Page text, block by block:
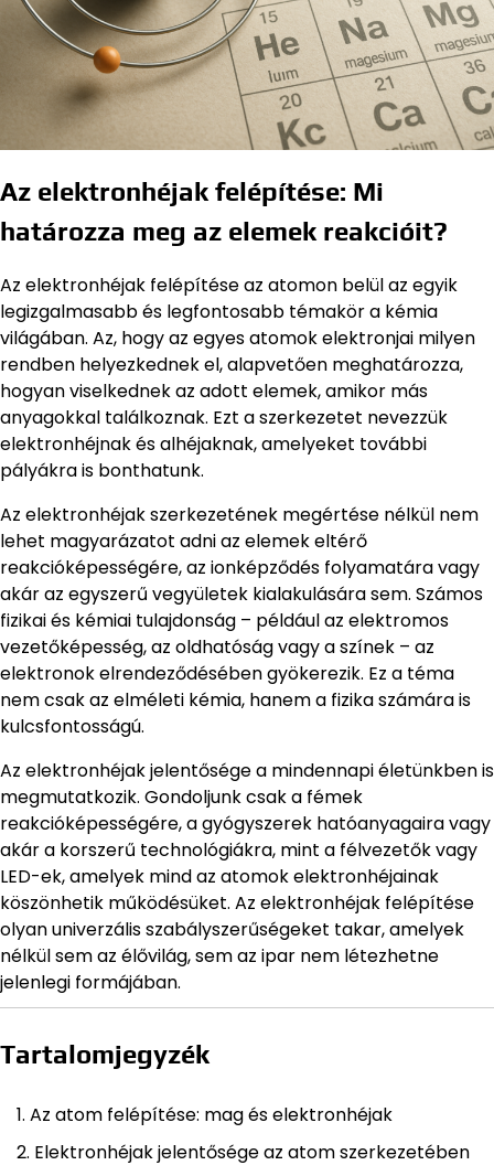
Az elektronhéjak felépítése: Mi
határozza meg az elemek reakcióit?
Az elektronhéjak felépítése az atomon belül az egyik
legizgalmasabb és legfontosabb témakör a kémia
világában. Az, hogy az egyes atomok elektronjai milyen
rendben helyezkednek el, alapvetően meghatározza,
hogyan viselkednek az adott elemek, amikor más
anyagokkal találkoznak. Ezt a szerkezetet nevezzük
elektronhéjnak és alhéjaknak, amelyeket további
pályákra is bonthatunk.
Az elektronhéjak szerkezetének megértése nélkül nem
lehet magyarázatot adni az elemek eltérő
reakcióképességére, az ionképződés folyamatára vagy
akár az egyszerű vegyületek kialakulására sem. Számos
fizikai és kémiai tulajdonság – például az elektromos
vezetőképesség, az oldhatóság vagy a színek – az
elektronok elrendeződésében gyökerezik. Ez a téma
nem csak az elméleti kémia, hanem a fizika számára is
kulcsfontosságú.
Az elektronhéjak jelentősége a mindennapi életünkben is
megmutatkozik. Gondoljunk csak a fémek
reakcióképességére, a gyógyszerek hatóanyagaira vagy
akár a korszerű technológiákra, mint a félvezetők vagy
LED-ek, amelyek mind az atomok elektronhéjainak
köszönhetik működésüket. Az elektronhéjak felépítése
olyan univerzális szabályszerűségeket takar, amelyek
nélkül sem az élővilág, sem az ipar nem létezhetne
jelenlegi formájában.
Tartalomjegyzék
Az atom felépítése: mag és elektronhéjak
Elektronhéjak jelentősége az atom szerkezetében